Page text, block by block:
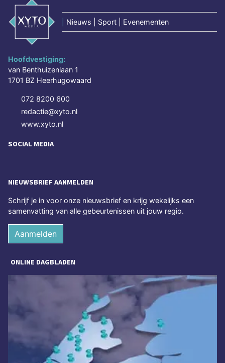
Nieuws | Sport | Evenementen
Hoofdvestiging:
van Benthuizenlaan 1
1701 BZ Heerhugowaard
072 8200 600
redactie@xyto.nl
www.xyto.nl
SOCIAL MEDIA
NIEUWSBRIEF AANMELDEN
Schrijf je in voor onze nieuwsbrief en krijg wekelijks een
samenvatting van alle gebeurtenissen uit jouw regio.
Aanmelden
ONLINE DAGBLADEN